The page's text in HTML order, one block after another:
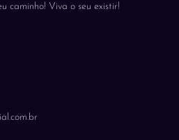
caminho! Viva o seu existir!